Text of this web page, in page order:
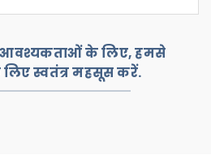
के लिए, हमसे
स्वतंत्र महसूस करें.